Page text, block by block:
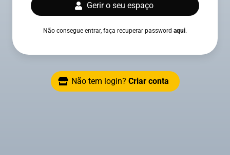
Gerir o seu espaço
Não consegue entrar, faça recuperar password aqui.
Não tem login? Criar conta